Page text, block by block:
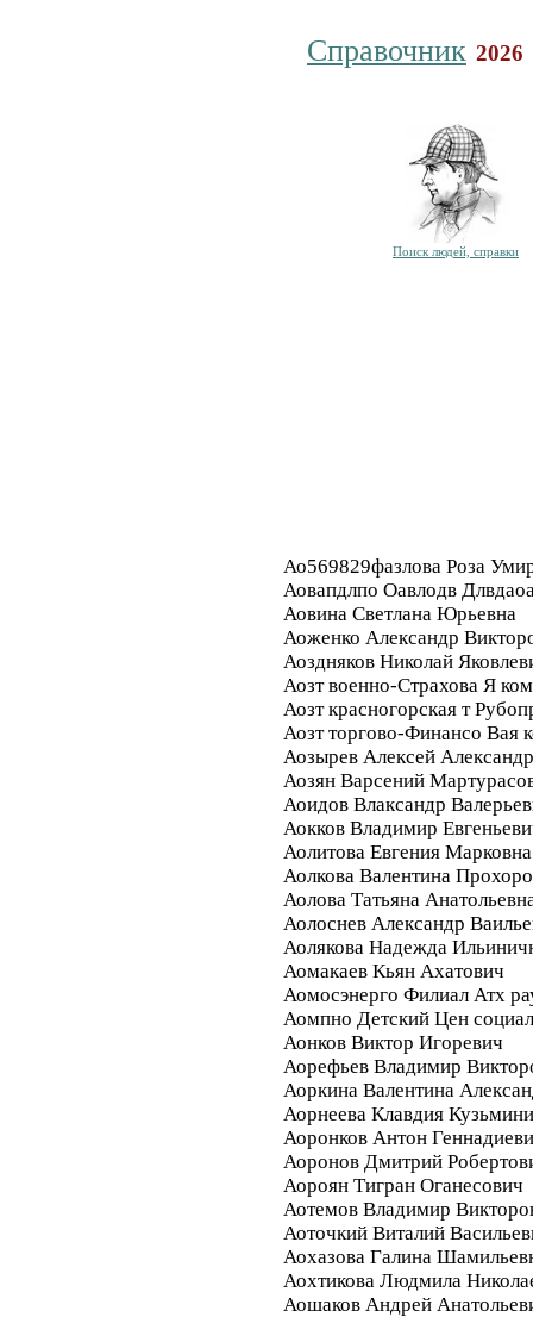
Справочник 2026
Поиск людей, справки
Ао569829фазлова Роза
Аовапдлпо Оавлодв
Аовина Светлана Юрьевна
Аоженко Александр
Аоздняков Николай
Аозт военно-Страхова Я
Аозт красногорская т
Аозт торгово-Финансо Вая
Аозырев Алексей
Аозян Варсений
Аоидов Влаксандр
Аокков Владимир
Аолитова Евгения Марковна
Аолкова Валентина
Аолова Татьяна
Аолоснев Александр
Аолякова Надежда
Аомакаев Кьян Ахатович
Аомосэнерго Филиал Атх
Аомпно Детский Цен
Аонков Виктор Игоревич
Аорефьев Владимир
Аоркина Валентина
Аорнеева Клавдия
Аоронков Антон
Аоронов Дмитрий
Аороян Тигран Оганесович
Аотемов Владимир
Аоточкий Виталий
Аохазова Галина
Аохтикова Людмила
Аошаков Андрей